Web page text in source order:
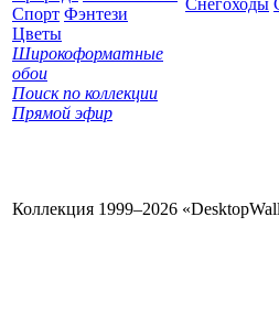
Спорт Фэнтези
Цветы
Широкоформатные
обои
Поиск по коллекции
Прямой эфир
Снегоходы
Коллекция 1999–2026